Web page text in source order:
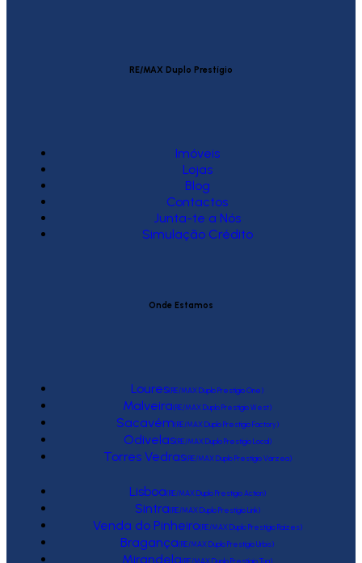
RE/MAX Duplo Prestígio
Imóveis
Lojas
Blog
Contactos
Junta-te a Nós
Simulação Crédito
Onde Estamos
Loures(RE/MAX Duplo Prestígio One)
Malveira(RE/MAX Duplo Prestígio West)
Sacavém(RE/MAX Duplo Prestígio Factory)
Odivelas(RE/MAX Duplo Prestígio Local)
Torres Vedras(RE/MAX Duplo Prestígio Várzea)
Lisboa(RE/MAX Duplo Prestígio Action)
Sintra(RE/MAX Duplo Prestígio Link)
Venda do Pinheiro(RE/MAX Duplo Prestígio Raízes)
Bragança(RE/MAX Duplo Prestígio Urbis)
Mirandela(RE/MAX Duplo Prestígio Tua)